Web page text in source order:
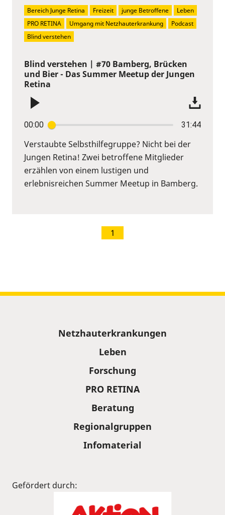
Blind verstehen | #70 Bamberg, Brücken
und Bier - Das Summer Meetup der Jungen
Retina
00:00 31:44
Verstaubte Selbsthilfegruppe? Nicht bei der
Jungen Retina! Zwei betroffene Mitglieder
erzählen von einem lustigen und
erlebnisreichen Summer Meetup in Bamberg.
Bereich Junge Retina Freizeit junge Betroffene
Leben
PRO RETINA
Umgang mit Netzhauterkrankung
Podcast
Blind verstehen
1
Netzhauterkrankungen
Leben
Forschung
PRO RETINA
Beratung
Regionalgruppen
Infomaterial
Gefördert durch: